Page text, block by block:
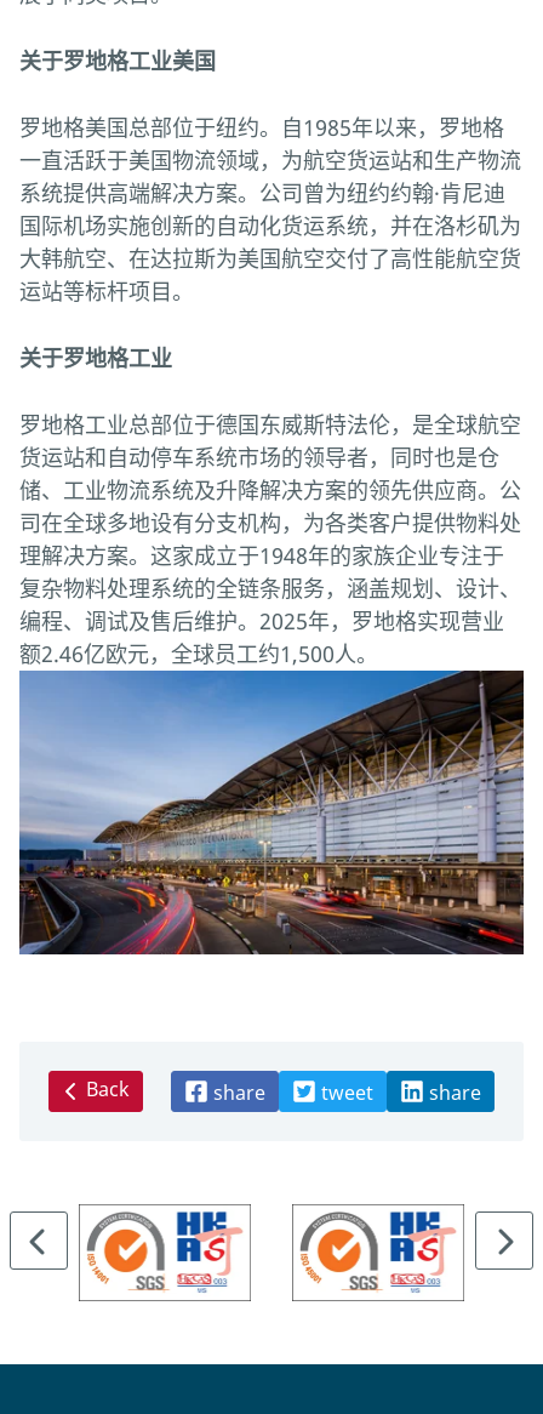
关于罗地格工业美国
罗地格美国总部位于纽约。自1985年以来，罗地格
一直活跃于美国物流领域，为航空货运站和生产物流
系统提供高端解决方案。公司曾为纽约约翰·肯尼迪
国际机场实施创新的自动化货运系统，并在洛杉矶为
大韩航空、在达拉斯为美国航空交付了高性能航空货
运站等标杆项目。
关于罗地格工业
罗地格工业总部位于德国东威斯特法伦，是全球航空
货运站和自动停车系统市场的领导者，同时也是仓
储、工业物流系统及升降解决方案的领先供应商。公
司在全球多地设有分支机构，为各类客户提供物料处
理解决方案。这家成立于1948年的家族企业专注于
复杂物料处理系统的全链条服务，涵盖规划、设计、
编程、调试及售后维护。2025年，罗地格实现营业
额2.46亿欧元，全球员工约1,500人。
Back share tweet share